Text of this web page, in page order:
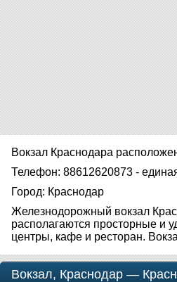
Вокзал Краснодара
Телефон: 88612620873 -
Город: Краснодар
Железнодорожный вокзал
располагаются просторные и
центры, кафе и ресторан.
Вокзал, Краснодар —